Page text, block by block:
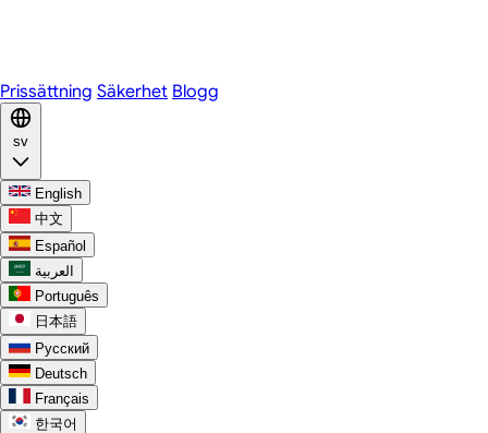
Prissättning Säkerhet Blogg
sv
English
中文
Español
العربية
Português
日本語
Русский
Deutsch
Français
한국어